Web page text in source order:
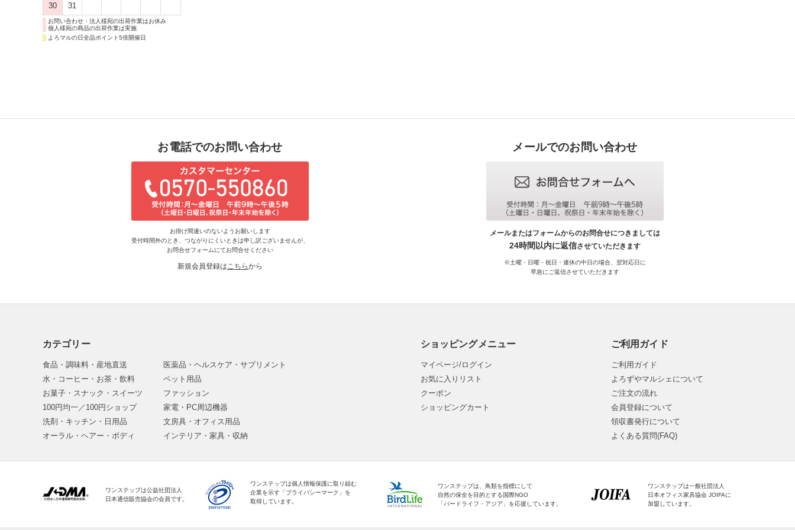
30 31
お問い合わせ・法人様宛の出荷作業はお休み
個人様宛の商品の出荷作業は実施
よろマルの日全品ポイント5倍開催日
お電話でのお問い合わせ
お掛け間違いのないようお願いします
受付時間外のとき、つながりにくいときは申し訳ございませんが、
お問合せフォームにてお問合せください
新規会員登録はこちらから
メールでのお問い合わせ
メールまたはフォームからのお問合せにつきましては
24時間以内に返信させていただきます
※土曜・日曜・祝日・連休の中日の場合、翌対応日に
早急にご返信させていただきます
カテゴリー
食品・調味料・産地直送
水・コーヒー・お茶・飲料
お菓子・スナック・スイーツ
100円均一／100円ショップ
洗剤・キッチン・日用品
オーラル・ヘアー・ボディ
医薬品・ヘルスケア・サプリメント
ペット用品
ファッション
家電・PC周辺機器
文房具・オフィス用品
インテリア・家具・収納
ショッピングメニュー
マイページ/ログイン
お気に入りリスト
クーポン
ショッピングカート
ご利用ガイド
ご利用ガイド
よろずやマルシェについて
ご注文の流れ
会員登録について
領収書発行について
よくある質問(FAQ)
ワンステップは公益社団法人
日本通信販売協会の会員です。
ワンステップは個人情報保護に取り組む
企業を示す「プライバシーマーク」を
取得しています。
ワンステップは、鳥類を指標にして
自然の保全を目的とする国際NGO
「バードライフ・アジア」を応援しています。
ワンステップは一般社団法人
日本オフィス家具協会 JOIFAに
加盟しています。